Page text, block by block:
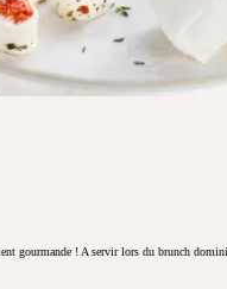
gourmande ! A servir lors du brunch